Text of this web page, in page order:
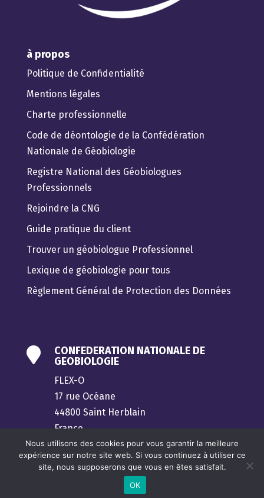
à propos
Politique de Confidentialité
Mentions légales
Charte professionnelle
Code de déontologie de la Confédération
Nationale de Géobiologie
Registre National des Géobiologues
Professionnels
Rejoindre la CNG
Guide pratique du client
Trouver un géobiologue Professionnel
Lexique de géobiologie pour tous
Règlement Général de Protection des Données

CONFEDERATION NATIONALE DE
GEOBIOLOGIE
FLEX-O
17 rue Océane
44800 Saint Herblain
France
contact@confederation-geobiologie.fr
Nous utilisons des cookies pour vous garantir la meilleure
expérience sur notre site web. Si vous continuez à utiliser ce
site, nous supposerons que vous en êtes satisfait.
OK